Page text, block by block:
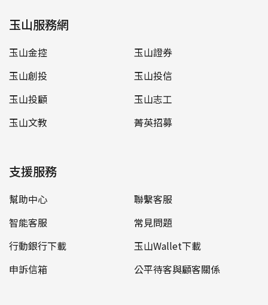
玉山服務網
玉山金控
玉山證券
玉山創投
玉山投信
玉山投顧
玉山志工
玉山文教
菁英招募
支援服務
幫助中心
聯繫客服
智能客服
常見問題
行動銀行下載
玉山Wallet下載
申訴信箱
公平待客與顧客關係